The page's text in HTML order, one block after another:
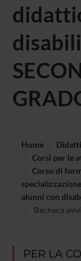
Home
Corsi per le
Corso di
alunni con
Bacheca
PER LA